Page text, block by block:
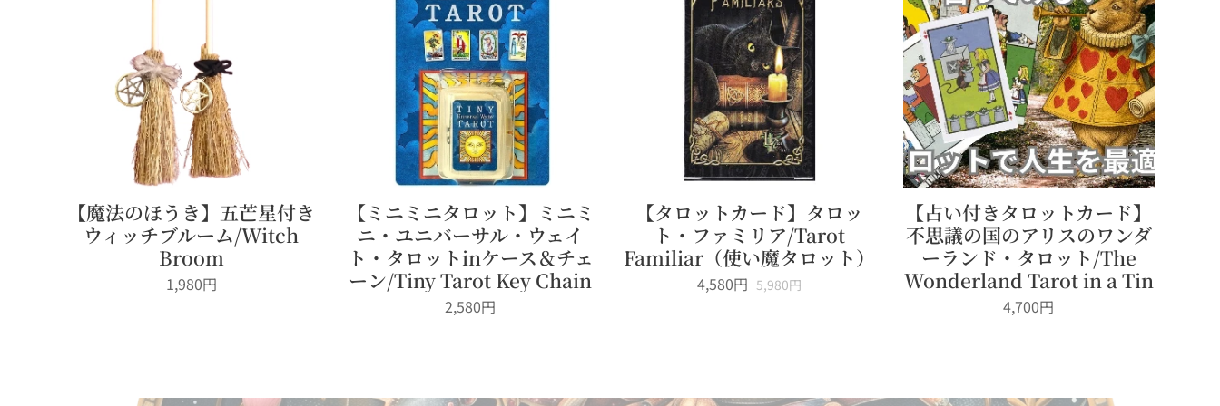
【魔法のほうき】五芒星付き
ウィッチブルーム/Witch
Broom
1,980円
【ミニミニタロット】ミニミ
ニ・ユニバーサル・ウェイ
ト・タロットinケース＆チェ
ーン/Tiny Tarot Key Chain
2,580円
【タロットカード】タロッ
ト・ファミリア/Tarot
Familiar（使い魔タロット）
4,580円 5,980円
【占い付きタロットカード】
不思議の国のアリスのワンダ
ーランド・タロット/The
Wonderland Tarot in a Tin
4,700円